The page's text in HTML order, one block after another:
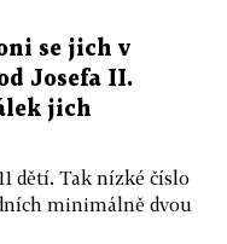
se jich v
Josefa II.
jich
dětí. Tak nízké číslo
minimálně dvou